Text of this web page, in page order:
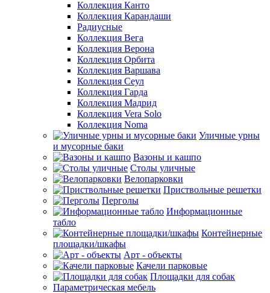
Коллекция Канто
Коллекция Карандаши
Радиусные
Коллекция Вега
Коллекция Верона
Коллекция Орбита
Коллекция Варшава
Коллекция Сеул
Коллекция Гарда
Коллекция Мадрид
Коллекция Vera Solo
Коллекция Noma
Уличные урны
и мусорные баки
Вазоны и кашпо
Столы уличные
Велопарковки
Приствольные решетки
Перголы
Информационные
табло
Контейнерные
площадки/шкафы
Арт - объекты
Качели парковые
Площадки для собак
Параметрическая мебель